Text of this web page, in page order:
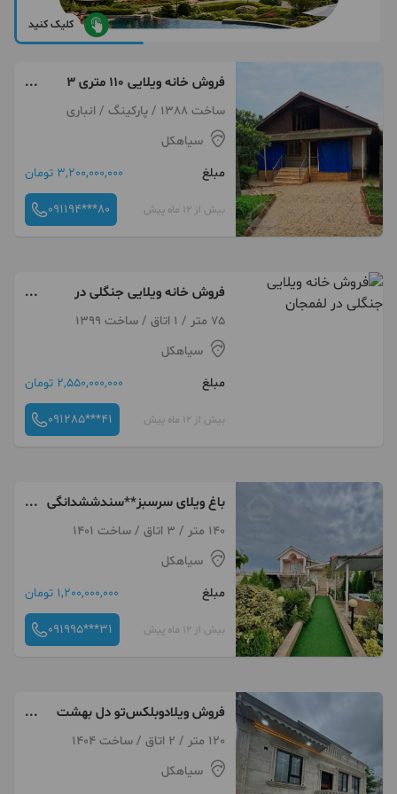
کلیک کنید
فروش خانه ویلایی ۱۱۰ متری ۳
خوابه
ساخت 1388 / پارکینگ / انباری
سیاهکل
مبلغ
3,200,000,000 تومان
بیش از 12 ماه پیش 091194***80
فروش خانه ویلایی جنگلی در
لفمجان
75 متر / 1 اتاق / ساخت 1399
سیاهکل
مبلغ
2,550,000,000 تومان
بیش از 12 ماه پیش 091285***41
باغ ویلای سرسبز**سندششدانگی
شهرک برند
140 متر / 3 اتاق / ساخت 1401
سیاهکل
مبلغ
1,200,000,000 تومان
بیش از 12 ماه پیش 091995***31
فروش ویلادوبلکس‌تو دل بهشت
خوش ساخت
120 متر / 2 اتاق / ساخت 1404
سیاهکل